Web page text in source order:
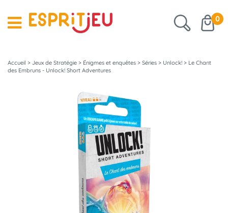
0
Accueil > Jeux de Stratégie > Énigmes et enquêtes > Séries > Unlock! > Le Chant
des Embruns - Unlock! Short Adventures